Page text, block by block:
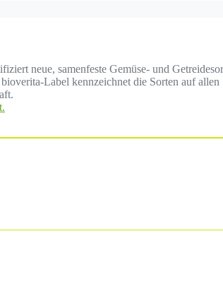
neue, samenfeste Gemüse- und
Label kennzeichnet die Sorten auf